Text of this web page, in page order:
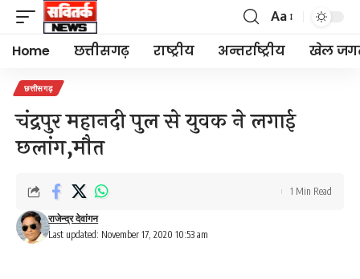
Font
Resizer
Aa
Home छत्तीसगढ़ राष्ट्रीय अन्तर्राष्ट्रीय खेल
छत्तीसगढ़
चंद्रपुर महानदी पुल से युवक ने लगाई
छलांग,मौत
Last updated: November 17, 2020 10:53 am
राजेन्द्र देवांगन
1 Min Read